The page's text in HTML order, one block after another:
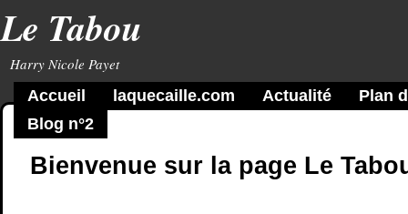
Le Tabou
Harry Nicole Payet
Bienvenue sur la page Le
Accueil laquecaille.com Actualité
Plan
Blog n°2